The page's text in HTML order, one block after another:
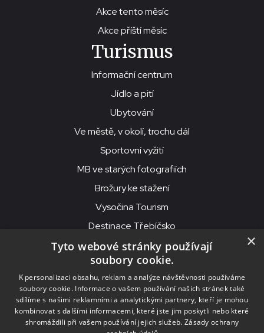
Akce tento měsíc
Akce příští měsíc
Turismus
Informační centrum
Jídlo a pití
Ubytování
Ve městě, v okolí, trochu dál
Sportovní vyžití
MB ve starých fotografiích
Brožury ke stažení
Vysočina Tourism
Destinace Třebíčsko
© 2026MKS Beseda Mor. Budějovice
MKS Beseda, příspěvková organizace, Purcnerova 62, 676 02
Moravské Budějovice
IČO: 00091758, DIČ: CZ00091758, ID datové schránky: chjn2kd
×
Tyto webové stránky používají
soubory cookie.
K personalizaci obsahu, reklam a analýze návštěvnosti používáme
soubory cookie. Informace o vašem používání našich stránek také
sdílíme s našimi reklamními a analytickými partnery, kteří je mohou
kombinovat s dalšími informacemi, které jste jim poskytli nebo které
shromáždili při vašem používání jejich služeb. Zásady ochrany